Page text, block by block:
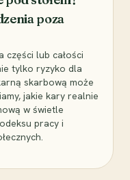
poza
części lub całości
tylko ryzyko dla
skarbową może
jakie kary realnie
w świetle
pracy i